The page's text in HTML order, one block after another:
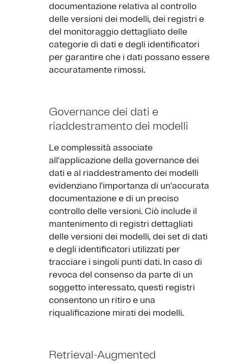
documentazione relativa al controllo
delle versioni dei modelli, dei registri e
del monitoraggio dettagliato delle
categorie di dati e degli identificatori
per garantire che i dati possano essere
accuratamente rimossi.
Governance dei dati e
riaddestramento dei modelli
Le complessità associate
all'applicazione della governance dei
dati e al riaddestramento dei modelli
evidenziano l'importanza di un'accurata
documentazione e di un preciso
controllo delle versioni. Ciò include il
mantenimento di registri dettagliati
delle versioni dei modelli, dei set di dati
e degli identificatori utilizzati per
tracciare i singoli punti dati. In caso di
revoca del consenso da parte di un
soggetto interessato, questi registri
consentono un ritiro e una
riqualificazione mirati dei modelli.
Retrieval-Augmented